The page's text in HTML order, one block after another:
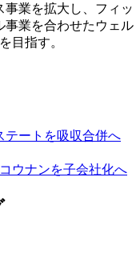
事業を拡大し、フィッ
事業を合わせたウェル
目指す。
テートを吸収合併へ
ウナンを子会社化へ